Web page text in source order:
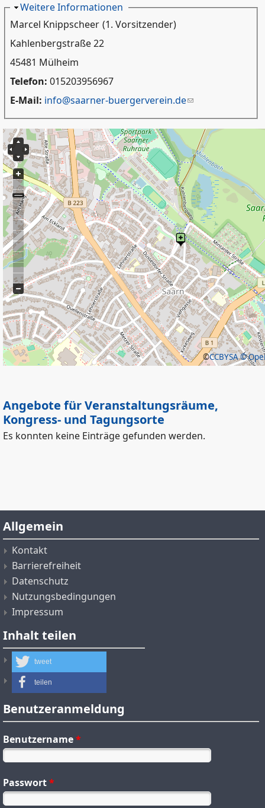
Ausblenden
Weitere Informationen
Marcel Knippscheer (1. Vorsitzender)
Kahlenbergstraße 22
45481 Mülheim
Telefon: 015203956967
E-Mail: info@saarner-buergerverein.de
©CCBYSA©
Angebote für Veranstaltungsräume,
Kongress- und Tagungsorte
Es konnten keine Einträge gefunden werden.
Allgemein
Kontakt
Barrierefreiheit
Datenschutz
Nutzungsbedingungen
Impressum
Inhalt teilen
tweet
teilen
Benutzeranmeldung
Benutzername*
Passwort*